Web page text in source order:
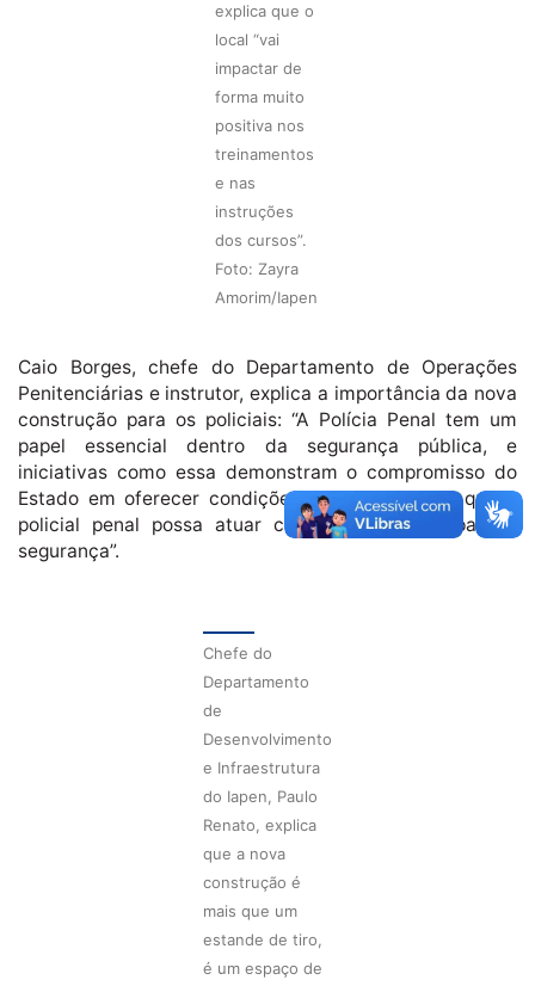
explica que o
local “vai
impactar de
forma muito
positiva nos
treinamentos
e nas
instruções
dos cursos”.
Foto: Zayra
Amorim/Iapen
Caio Borges, chefe do Departamento de Operações
Penitenciárias e instrutor, explica a importância da nova
construção para os policiais: “A Polícia Penal tem um
papel essencial dentro da segurança pública, e
iniciativas como essa demonstram o compromisso do
Estado em oferecer condições adequadas para que o
policial penal possa atuar com eficiência, preparo e
segurança”.
Chefe do
Departamento
de
Desenvolvimento
e Infraestrutura
do Iapen, Paulo
Renato, explica
que a nova
construção é
mais que um
estande de tiro,
é um espaço de